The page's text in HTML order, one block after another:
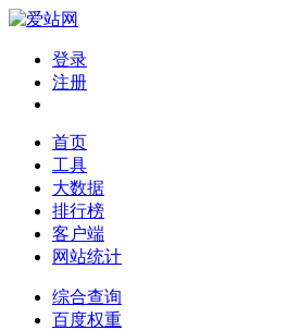
登录
注册
首页
工具
大数据
排行榜
客户端
网站统计
综合查询
百度权重